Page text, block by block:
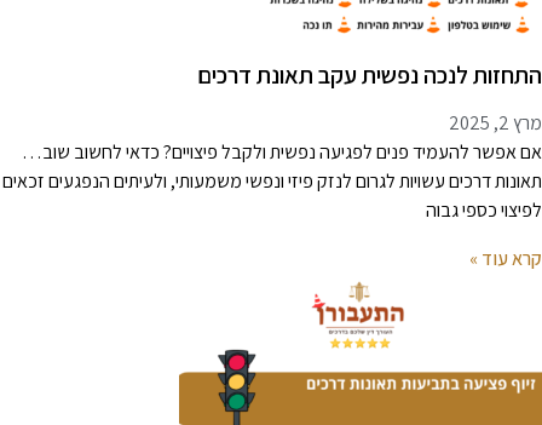
לנכה נפשית עקב תאונת דרכים
2, 2025
אפשר להעמיד פנים לפגיעה נפשית ולקבל פיצויים? כדאי לחשוב שוב…
דרכים עשויות לגרום לנזק פיזי ונפשי משמעותי, ולעיתים הנפגעים זכאים
כספי גבוה
עוד »